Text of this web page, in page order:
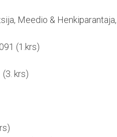
Meedio & Henkiparantaja,
(1.krs)
(3. krs)